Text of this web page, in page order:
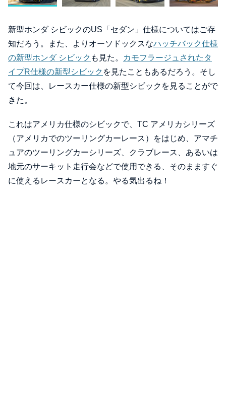
新型ホンダ シビックのUS「セダン」仕様についてはご存
知だろう。また、よりオーソドックスなハッチバック仕様
の新型ホンダ シビック も見た。
カモフラージュされたタ
イプR仕様の新型シビック を見たこともあるだろう。そし
て今回は、レースカー仕様の新型シビックを見ることがで
きた。
これはアメリカ仕様のシビックで、TC アメリカシリーズ
（アメリカでのツーリングカーレース）をはじめ、アマチ
ュアのツーリングカーシリーズ、クラブレース、あるいは
地元のサーキット走行会などで使用できる、そのまますぐ
に使えるレースカーとなる。やる気出るね！